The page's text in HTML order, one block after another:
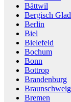
Bättwil
Bergisch
Berlin
Biel
Bielefeld
Bochum
Bonn
Bottrop
Brandenburg
Braunschweig
Bremen